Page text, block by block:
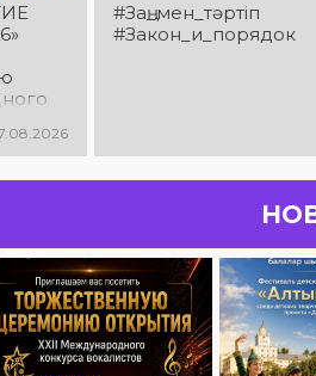
#Заң_мен_тәртіп
#Закон_и_порядок